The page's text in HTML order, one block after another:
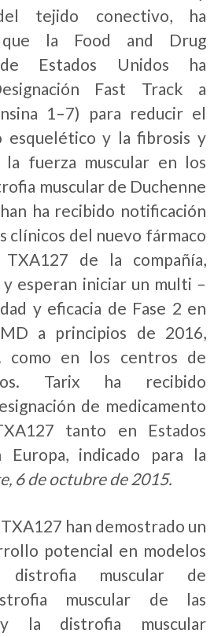
tejido conectivo, ha
que la Food and Drug
Estados Unidos ha
Fast Track a
1–7) para reducir el
esquelético y la fibrosis y
fuerza muscular en los
muscular de Duchenne
ha recibido notificación
clínicos del nuevo fármaco
de la compañía,
esperan iniciar un multi –
y eficacia de Fase 2 en
a principios de 2016,
como en los centros de
Tarix ha recibido
de medicamento
tanto en Estados
Europa, indicado para la
6 de octubre de 2015.
han demostrado un
potencial en modelos
distrofia muscular de
muscular de las
y la distrofia muscular